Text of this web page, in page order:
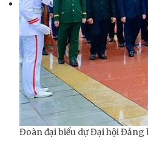
Đoàn đại biểu dự Đại hội Đảng